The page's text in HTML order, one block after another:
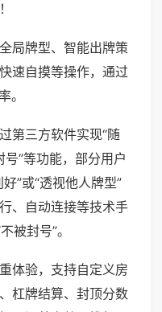
局牌型、智能出牌策
速自摸等操作，通过
。
第三方软件实现“随
号”等功能，部分用户
”或“透视他人牌型”
、自动连接等技术手
被封号”。
体验，支持自定义房
杠牌结算、封顶分数